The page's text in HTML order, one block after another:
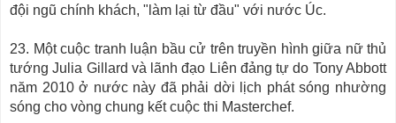
đội ngũ chính khách, "làm lại từ đầu" với nước Úc.
23. Một cuộc tranh luận bầu cử trên truyền hình giữa nữ thủ
tướng Julia Gillard và lãnh đạo Liên đảng tự do Tony Abbott
năm 2010 ở nước này đã phải dời lịch phát sóng nhường
sóng cho vòng chung kết cuộc thi Masterchef.